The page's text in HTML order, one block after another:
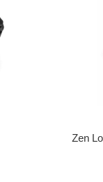
Zen